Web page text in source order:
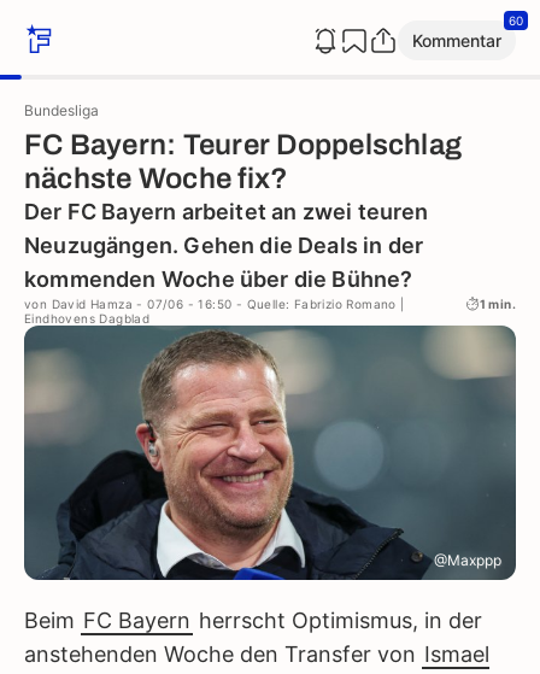
Kommentar
60
Bundesliga
FC Bayern: Teurer Doppelschlag
nächste Woche fix?
Der FC Bayern arbeitet an zwei teuren
Neuzugängen. Gehen die Deals in der
kommenden Woche über die Bühne?
von David Hamza - 07/06 - 16:50 - Quelle: Fabrizio Romano |
Eindhovens Dagblad
1 min.
@Maxppp
Beim FC Bayern herrscht Optimismus, in der
anstehenden Woche den Transfer von Ismael